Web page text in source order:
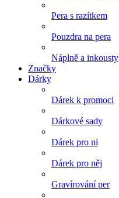
Pera s razítkem
Pouzdra na pera
Náplně a inkousty
Značky
Dárky
Dárek k promoci
Dárkové sady
Dárek pro ni
Dárek pro něj
Gravírování per